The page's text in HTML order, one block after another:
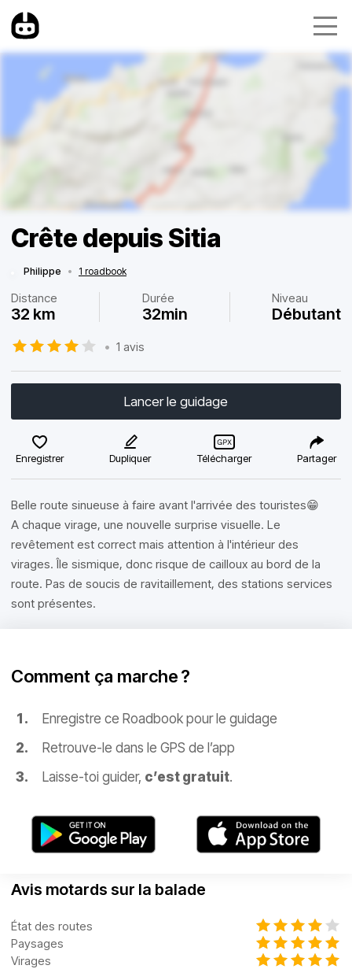
Crête depuis Sitia
Philippe • 1 roadbook
Distance
32 km
Durée
32min
Niveau
Débutant
• 1 avis
Lancer le guidage
Enregistrer Dupliquer Télécharger Partager
Belle route sinueuse à faire avant l'arrivée des touristes😁
A chaque virage, une nouvelle surprise visuelle. Le
revêtement est correct mais attention à l'intérieur des
virages. Île sismique, donc risque de cailloux au bord de la
route. Pas de soucis de ravitaillement, des stations services
sont présentes.
Comment ça marche ?
Enregistre ce Roadbook pour le guidage
Retrouve-le dans le GPS de l’app
Laisse-toi guider, c’est gratuit.
Avis motards sur la balade
État des routes
Paysages
Virages